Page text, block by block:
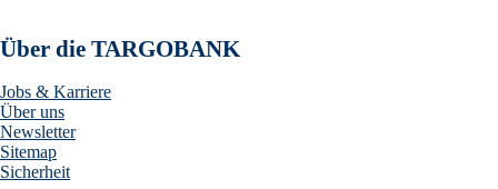
Über die TARGOBANK
Jobs & Karriere
Über uns
Newsletter
Sitemap
Sicherheit